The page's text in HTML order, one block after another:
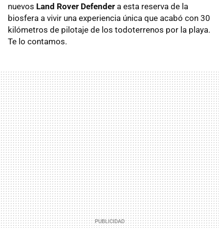
nuevos Land Rover Defender a esta reserva de la
biosfera a vivir una experiencia única que acabó con 30
kilómetros de pilotaje de los todoterrenos por la playa.
Te lo contamos.